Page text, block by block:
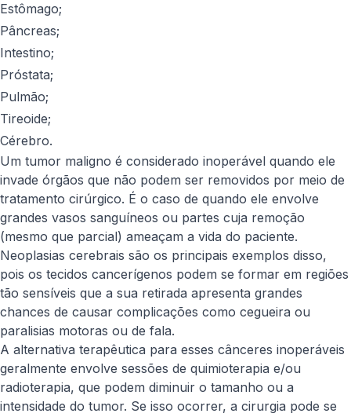
Estômago;
Pâncreas;
Intestino;
Próstata;
Pulmão;
Tireoide;
Cérebro.
Um tumor maligno é considerado inoperável quando ele
invade órgãos que não podem ser removidos por meio de
tratamento cirúrgico. É o caso de quando ele envolve
grandes vasos sanguíneos ou partes cuja remoção
(mesmo que parcial) ameaçam a vida do paciente.
Neoplasias cerebrais são os principais exemplos disso,
pois os tecidos cancerígenos podem se formar em regiões
tão sensíveis que a sua retirada apresenta grandes
chances de causar complicações como cegueira ou
paralisias motoras ou de fala.
A alternativa terapêutica para esses cânceres inoperáveis
geralmente envolve sessões de quimioterapia e/ou
radioterapia, que podem diminuir o tamanho ou a
intensidade do tumor. Se isso ocorrer, a cirurgia pode se